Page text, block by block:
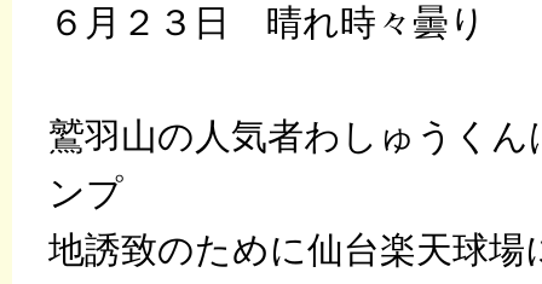
６月２３日 晴れ時々曇り
鷲羽山の人気者わしゅうく
ンプ
地誘致のために仙台楽天球場